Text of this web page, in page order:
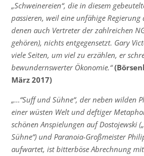
„Schweinereien“, die in diesem
passieren, weil eine unfähige Regierung
denen auch Vertreter der zahlreichen
gehören), nichts entgegensetzt. Gary
viele Seiten, um viel zu erzählen, er
bewundernswerter Ökonomie.“
März 2017)
„…“Suff und Sühne“, der neben wilden
einer wüsten Welt und deftiger
schönen Anspielungen auf Dostojewski
Sühne“) und Paranoia-Großmeister
aufwartet, ist bitterböse Abrechnung